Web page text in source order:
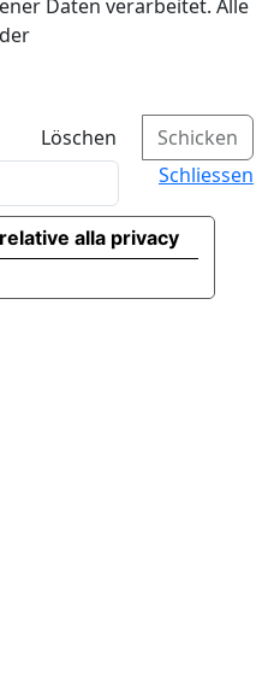
Daten verarbeitet. Alle
Löschen
Schicken
Schliessen
alla privacy